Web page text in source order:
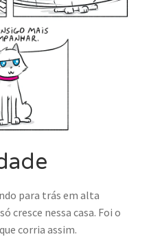
para trás em alta
cresce nessa casa. Foi o
corria assim.